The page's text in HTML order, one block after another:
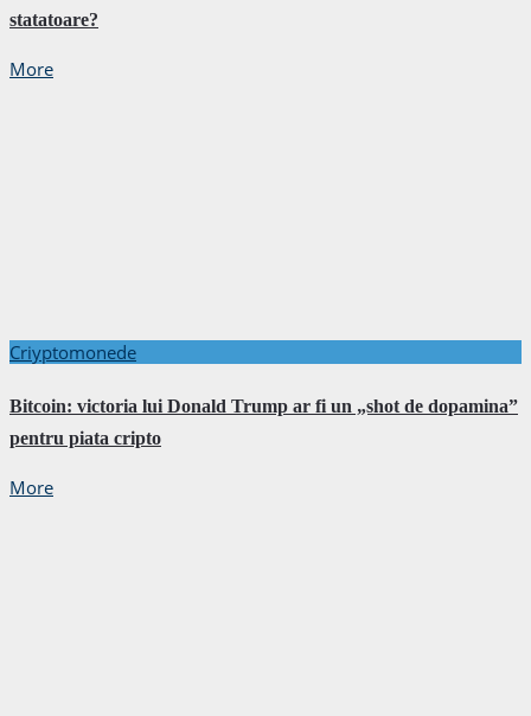
statatoare?
More
Criyptomonede
Bitcoin: victoria lui Donald Trump ar fi un „shot de dopamina”
pentru piata cripto
More